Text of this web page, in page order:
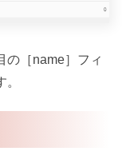
の［name］フィ